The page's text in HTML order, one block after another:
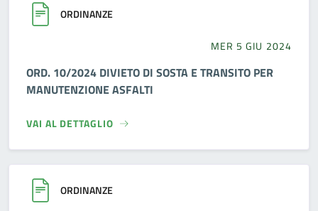
ORDINANZE
MER 5 GIU 2024
ORD. 10/2024 DIVIETO DI SOSTA E TRANSITO PER
MANUTENZIONE ASFALTI
VAI AL DETTAGLIO
ORDINANZE